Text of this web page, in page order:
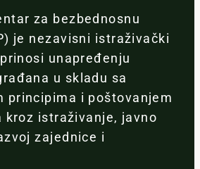
za bezbednosnu
je nezavisni istraživački
unapređenju
u skladu sa
principima i poštovanjem
kroz istraživanje, javno
zajednice i